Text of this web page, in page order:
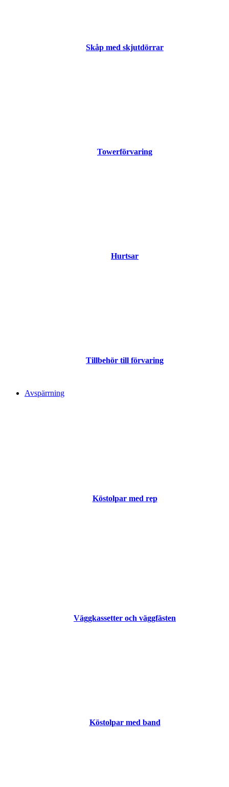
Skåp med skjutdörrar
Towerförvaring
Hurtsar
Tillbehör till förvaring
Avspärrning
Köstolpar med rep
Väggkassetter och väggfästen
Köstolpar med band